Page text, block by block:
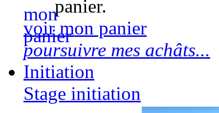
panier.
voir mon panier
poursuivre mes achâts...
Initiation
Stage initiation